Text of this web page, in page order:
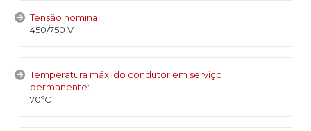
Tensão nominal:
450/750 V
Temperatura máx. do condutor em serviço
permanente:
70ºC